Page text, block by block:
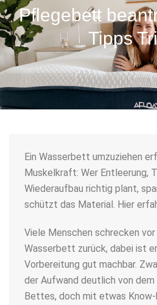
Pflegebett
Tipps
Ein Wasserbett umzuziehen
Muskelkraft: Wer Entleerung,
Wiederaufbau richtig plant,
schützt das Material. Hier
Viele Menschen schrecken
Wasserbett zurück, dabei ist
Vorbereitung gut machbar.
der Aufwand deutlich von dem
Bettes, doch mit etwas Know-